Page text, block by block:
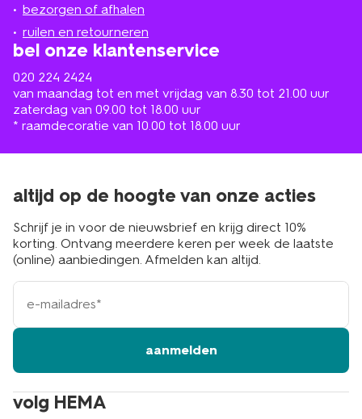
bezorgen of afhalen
ruilen en retourneren
bel onze klantenservice
020 224 2424
van maandag tot en met vrijdag van 8.30 tot 21.00 uur
zaterdag van 09.00 tot 18.00 uur
* raamdecoratie van 10.00 tot 18.00 uur
de
buurt
volg HEMA
altijd op de hoogte van onze acties
Schrijf je in voor de nieuwsbrief en krijg direct 10%
korting. Ontvang meerdere keren per week de laatste
(online) aanbiedingen. Afmelden kan altijd.
e-
mailadres
aanmelden